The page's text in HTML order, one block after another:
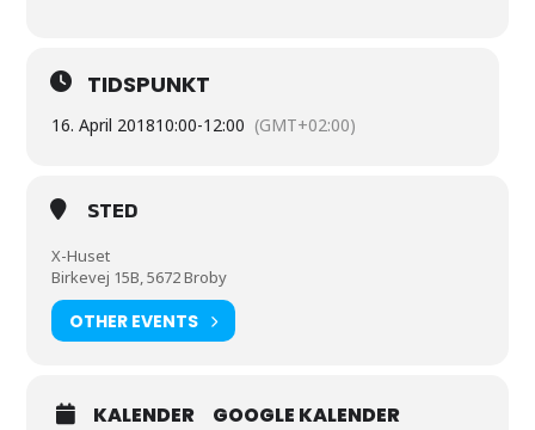
TIDSPUNKT
16. April 201810:00-12:00 (GMT+02:00)
STED
X-Huset
Birkevej 15B, 5672 Broby
OTHER EVENTS
KALENDER GOOGLE KALENDER